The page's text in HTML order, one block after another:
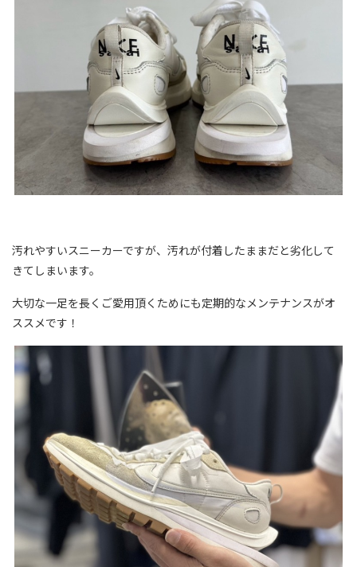
汚れやすいスニーカーですが、汚れが付着したままだと劣化して
きてしまいます。
大切な一足を長くご愛用頂くためにも定期的なメンテナンスがオ
ススメです！